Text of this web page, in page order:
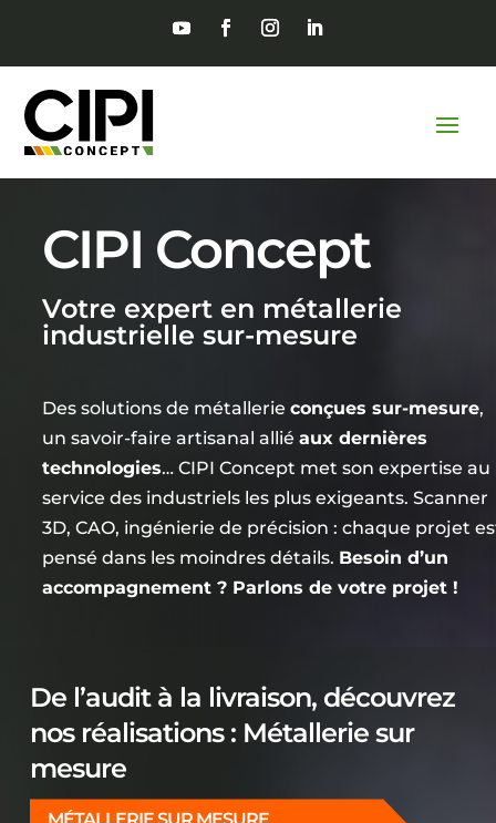
CIPI Concept
Votre expert en métallerie
industrielle sur-mesure
Des solutions de métallerieconçues sur-mesure,
un savoir-faire artisanal alliéaux dernières
technologies… CIPI Concept met son expertise au
service des industriels les plus exigeants. Scanner
3D, CAO, ingénierie de précision : chaque projet
pensé dans les moindres détails. Besoin d’un
accompagnement ? Parlons de votre projet !
De l’audit à la livraison, découvrez
nos réalisations : Métallerie sur
mesure